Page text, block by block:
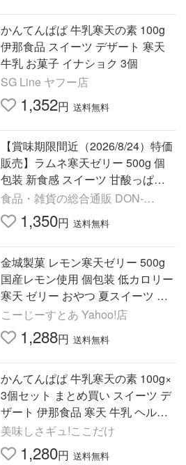
かんてんぱぱ 牛乳寒天の素 100g
伊那食品 スイーツ デザート 寒天
牛乳 お菓子 イナショク 3個
SG Line ヤフー店
1,352円 送料無料
【賞味期限間近（2026/8/24）特価
販売】ラムネ寒天ゼリー 500g 個
包装 新食感 スイーツ 甘酸っぱい
夏 爽やか ひとくちゼリー ドライ
ブ シェア おやつ
食品・雑貨の総合通販 DON-
SHOP1,350円 送料無料
金城製菓 レモン寒天ゼリー 500g
国産レモン使用 個包装 低カロリー
寒天 ゼリー おやつ 夏スイーツ 業
務用 大容量 お徳用 酸味控えめ
こーじーすとあ Yahoo!店
1,288円 送料無料
かんてんぱぱ 牛乳寒天の素 100g×
3個セット まとめ買い スイーツ デ
ザート 伊那食品 寒天 牛乳 ヘルシ
ー お菓子 ダイエット イナショク
「牛乳寒天の素」 JC
美味しさギュ!ここだけ
1,280円 送料無料